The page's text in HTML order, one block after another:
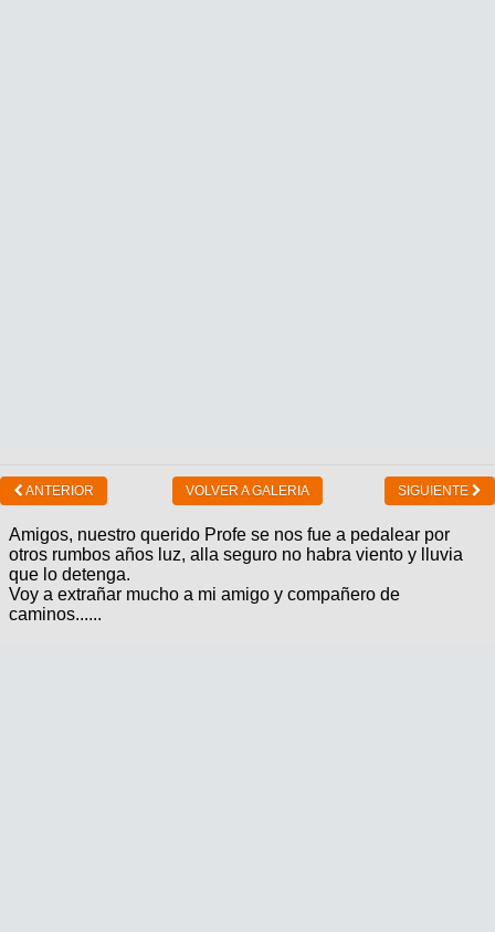
ANTERIOR VOLVER A GALERIA SIGUIENTE
Amigos, nuestro querido Profe se nos fue a pedalear por
otros rumbos años luz, alla seguro no habra viento y lluvia
que lo detenga.
Voy a extrañar mucho a mi amigo y compañero de
caminos......